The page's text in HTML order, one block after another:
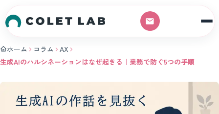
ホーム コラム
AX
生成AIのハルシネーションはなぜ起きる｜業務で防ぐ5つの手順